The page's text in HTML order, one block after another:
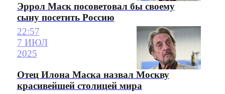
Эррол Маск посоветовал бы своему
сыну посетить Россию
22:57
7 ИЮЛ
2025
Отец Илона Маска назвал Москву
красивейшей столицей мира